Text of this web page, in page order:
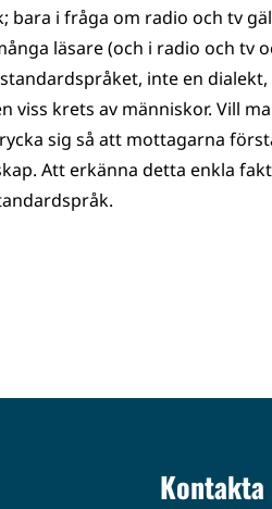
bara i fråga om radio och tv
läsare (och i radio och tv
inte en
viss krets av människor. Vill
sig så att mottagarna
Att erkänna detta enkla
Kontakta